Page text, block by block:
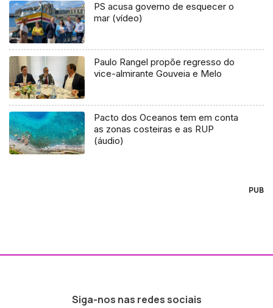
PS acusa governo de esquecer o
mar (vídeo)
Paulo Rangel propõe regresso do
vice-almirante Gouveia e Melo
Pacto dos Oceanos tem em conta
as zonas costeiras e as RUP
(áudio)
PUB
Siga-nos nas redes sociais